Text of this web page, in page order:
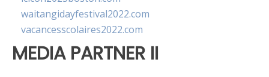
waitangidayfestival2022.com
vacancesscolaires2022.com
MEDIA PARTNER II